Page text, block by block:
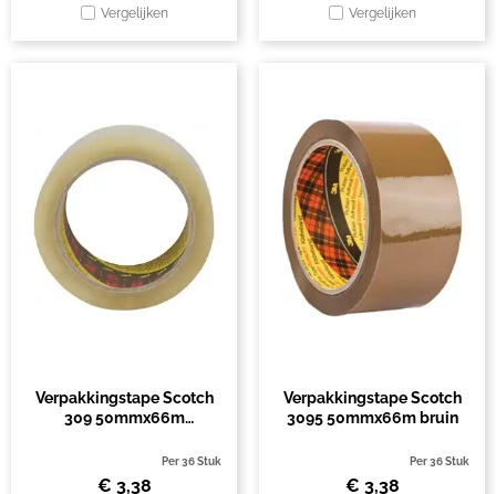
Vergelijken Vergelijken
Verpakkingstape Scotch
309 50mmx66m
Per 36 Stuk
€ 3,38
Verpakkingstape Scotch
3095 50mmx66m bruin
Per 36 Stuk
€ 3,38